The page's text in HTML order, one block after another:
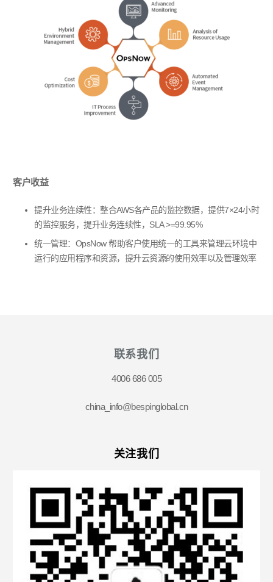
客户收益
提升业务连续性：整合AWS各产品的监控数据，提供7×24小时
的监控服务，提升业务连续性， SLA >=99.95%
统一管理： OpsNow帮助客户使用统一的工具来管理云环境中
运行的应用程序和资源，提升云资源的使用效率以及管理效率
联系我们
4006 686 005
china_info@bespinglobal.cn
关注我们